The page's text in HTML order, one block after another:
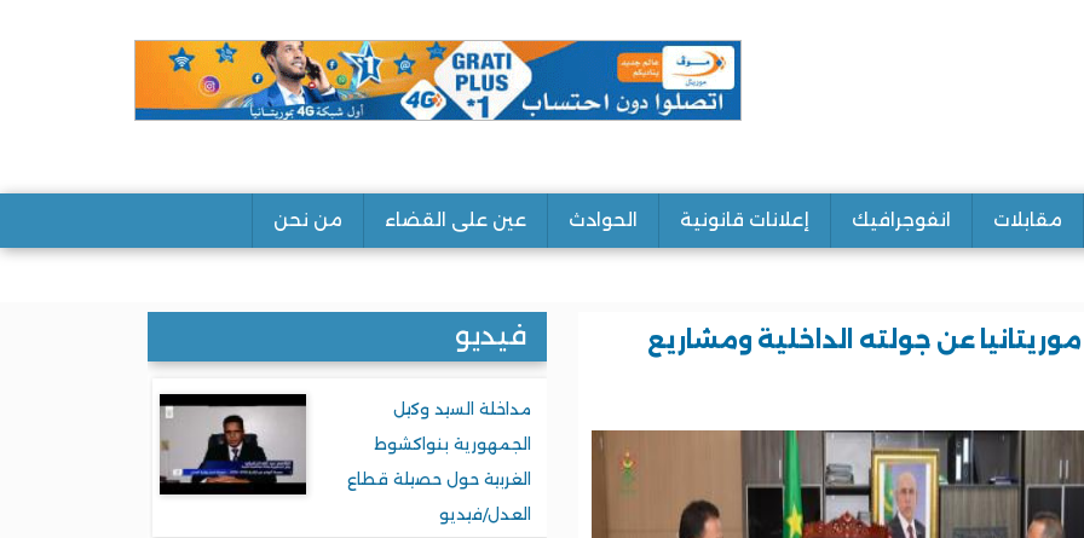
مقابلات انفوجرافيك إعلانات قانونية الحوادث عين على القضاء من نحن
عن جولته الداخلية ومشاريع فيديو
مداخلة السيد وكيل
الجمهورية بنواكشوط
الغربية حول حصيلة قطاع
العدل/فيديو